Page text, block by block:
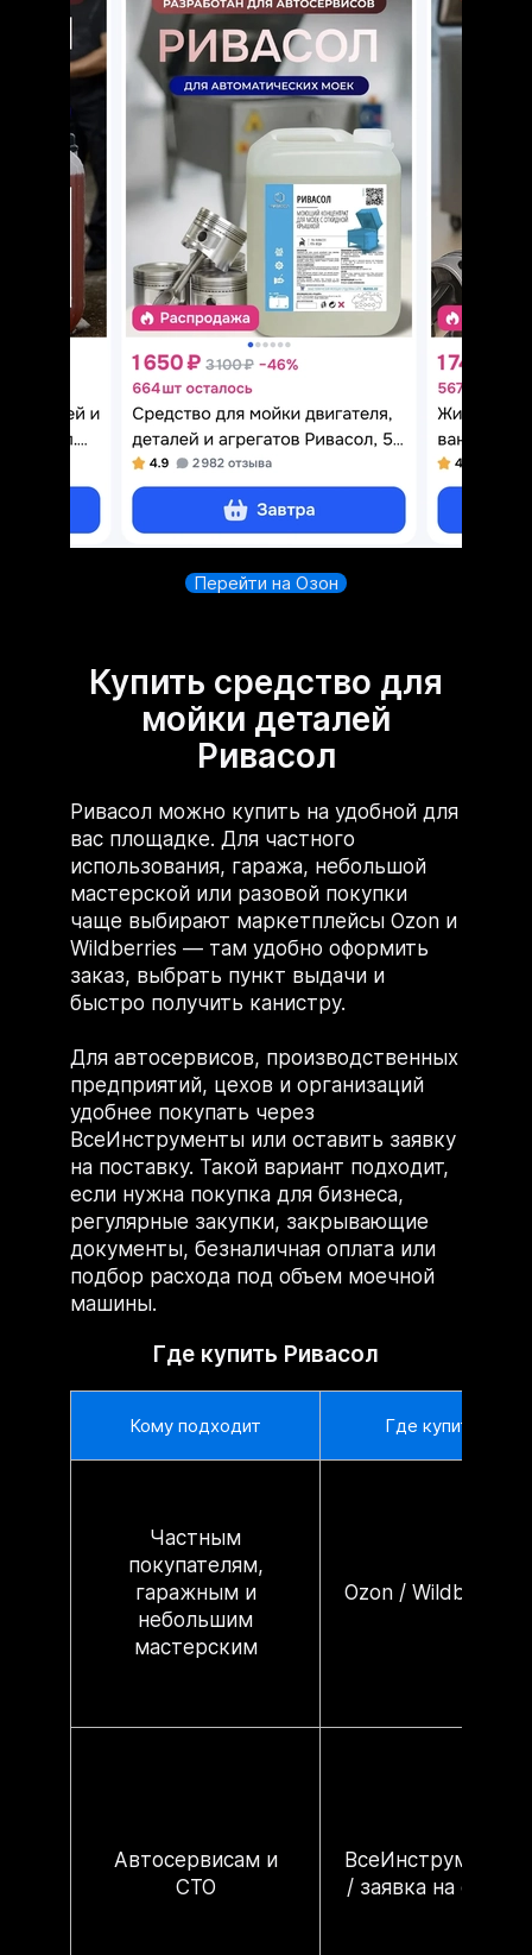
Перейти на Озон
Купить средство для
мойки деталей
Ривасол
Ривасол можно купить на удобной для
вас площадке. Для частного
использования, гаража, небольшой
мастерской или разовой покупки
чаще выбирают маркетплейсы Ozon и
Wildberries — там удобно оформить
заказ, выбрать пункт выдачи и
быстро получить канистру.
Для автосервисов, производственных
предприятий, цехов и организаций
удобнее покупать через
ВсеИнструменты или оставить заявку
на поставку. Такой вариант подходит,
если нужна покупка для бизнеса,
регулярные закупки, закрывающие
документы, безналичная оплата или
подбор расхода под объем моечной
машины.
Где купить Ривасол
Кому подходит Где купить
Частным
покупателям,
гаражным и
небольшим
мастерским
Ozon / Wildberries
Автосервисам и
СТО
ВсеИнструменты
/ заявка на сайте